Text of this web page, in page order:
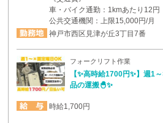
車・バイク通勤：1kmあたり12円
公共交通機関：上限15,000円/月
神戸市西区見津が丘3丁目7番
フォークリフト作業
【✨高時給1700円✨】週1
品の運搬🐣✨
時給1,700円